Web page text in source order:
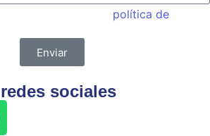
política de
Enviar
sociales